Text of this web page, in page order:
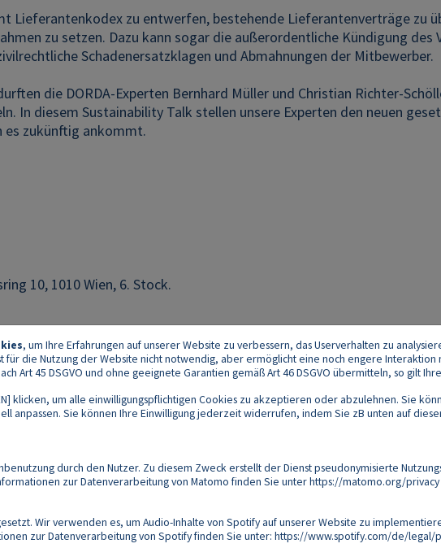
Lieferantenkodex zu entwerfen, bestehende Lieferantenverträge zu
zu setzen. Dazu kann sogar die außerordentliche Kündigung
Schadenersatzklagen und Abmahnungen der Mitbewerber.
die DORDA-Experten Bernhard Müller und Christian Richter-
In diesem Sustainability Talk stellen unsere Experten den neuen
es zukünftig ankommt.
10, 1010 Wien, 6. Stock.
Footer
, um Ihre Erfahrungen auf unserer Website zu verbessern, das Userverhalten zu
für die Nutzung der Website nicht notwendig, aber ermöglicht eine noch engere
Art 45 DSGVO und ohne geeignete Garantien gemäß Art 46 DSGVO übermitteln, so gilt
klicken, um alle einwilligungspflichtigen Cookies zu akzeptieren oder abzulehnen. Sie
anpassen. Sie können Ihre Einwilligung jederzeit widerrufen, indem Sie zB unten auf
durch den Nutzer. Zu diesem Zweck erstellt der Dienst pseudonymisierte
zur Datenverarbeitung von Matomo finden Sie unterhttps://matomo.org/privacy
Wir verwenden es, um Audio-Inhalte von Spotify auf unserer Website zu
zur Datenverarbeitung von Spotify finden Sie unter: https://www.spotify.com/de/legal/
Follow us on: